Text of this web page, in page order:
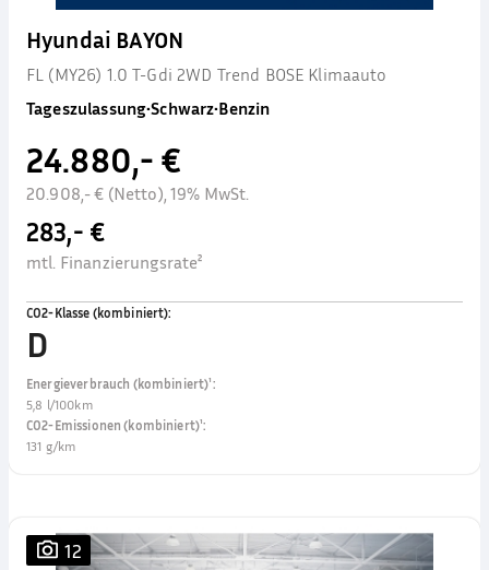
Hyundai BAYON
FL (MY26) 1.0 T-Gdi 2WD Trend BOSE Klimaauto
Tageszulassung•Schwarz•Benzin
24.880,- €
20.908,- € (Netto), 19% MwSt.
283,- €
mtl. Finanzierungsrate²
CO2-Klasse (kombiniert):
D
Energieverbrauch (kombiniert)¹:
5,8 l/100km
CO2-Emissionen (kombiniert)¹:
131 g/km
12